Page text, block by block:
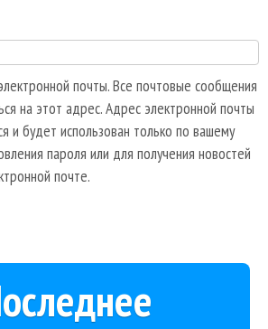
почты. Все почтовые сообщения
на этот адрес. Адрес электронной почты
и будет использован только по вашему
пароля или для получения новостей
почте.